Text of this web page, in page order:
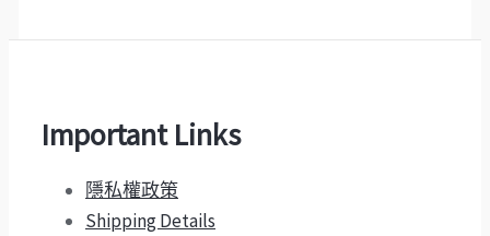
Important Links
隱私權政策
Shipping Details